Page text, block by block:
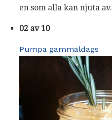
en som alla kan njuta av.
02 av 10
Pumpa gammaldags